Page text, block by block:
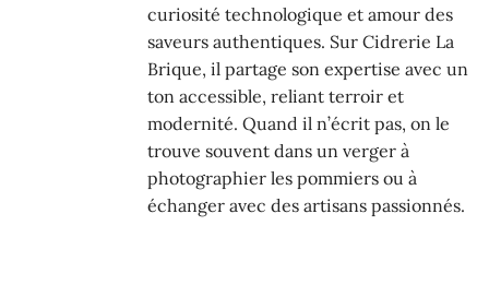
curiosité technologique et amour des
saveurs authentiques. Sur Cidrerie La
Brique, il partage son expertise avec un
ton accessible, reliant terroir et
modernité. Quand il n’écrit pas, on le
trouve souvent dans un verger à
photographier les pommiers ou à
échanger avec des artisans passionnés.